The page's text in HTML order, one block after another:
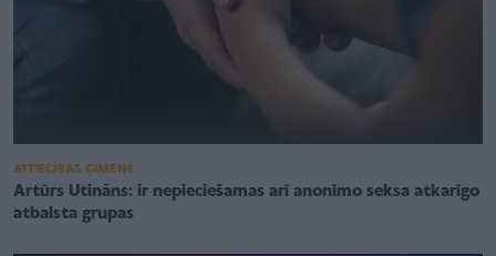
ATTIECĪBAS ĢIMENĒ
Artūrs Utināns: ir nepieciešamas arī anonīmo seksa atkarīgo
atbalsta grupas